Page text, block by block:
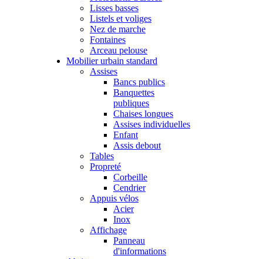
Lisses basses
Listels et voliges
Nez de marche
Fontaines
Arceau pelouse
Mobilier urbain standard
Assises
Bancs publics
Banquettes
publiques
Chaises longues
Assises individuelles
Enfant
Assis debout
Tables
Propreté
Corbeille
Cendrier
Appuis vélos
Acier
Inox
Affichage
Panneau
d'informations